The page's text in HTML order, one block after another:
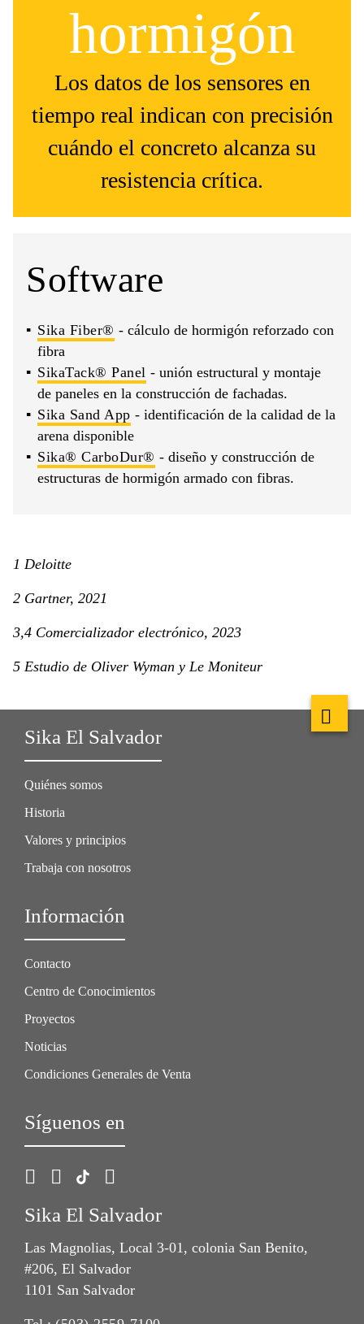
hormigón
Los datos de los sensores en
tiempo real indican con precisión
cuándo el concreto alcanza su
resistencia crítica.
Software
Sika Fiber® - cálculo de hormigón reforzado con
fibra
SikaTack® Panel - unión estructural y montaje
de paneles en la construcción de fachadas.
Sika Sand App - identificación de la calidad de la
arena disponible
Sika® CarboDur® - diseño y construcción de
estructuras de hormigón armado con fibras.
1 Deloitte
2 Gartner, 2021
3,4 Comercializador electrónico, 2023
5 Estudio de Oliver Wyman y Le Moniteur
Sika El Salvador
Quiénes somos
Historia
Valores y principios
Trabaja con nosotros
Información
Contacto
Centro de Conocimientos
Proyectos
Noticias
Condiciones Generales de Venta
Síguenos en
Sika El Salvador
Las Magnolias, Local 3-01, colonia San Benito,
#206, El Salvador
1101 San Salvador